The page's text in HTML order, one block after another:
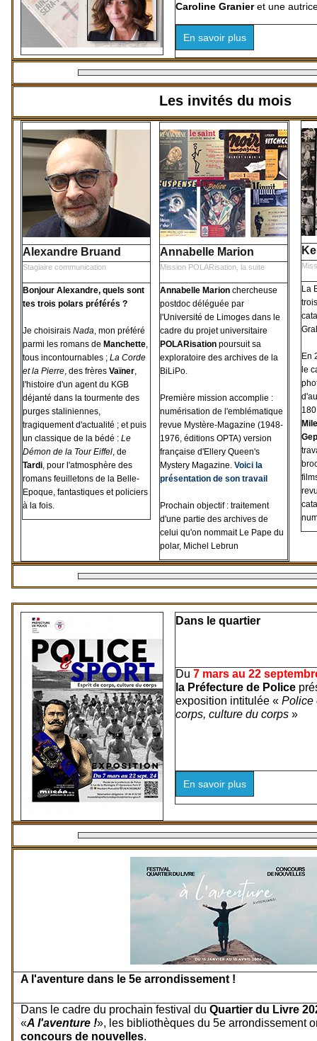
Caroline Granieret une
En savoir plus
Les invités du mois
Alexandre Bruand
Stagiaire communication
Bonjour Alexandre, quels sont
tes trois polars préférés ?
Je choisirais Nada, mon préféré
parmi les romans de Manchette,
tous incontournables ; La Corde
et la Pierre, des frères Vaïner,
l'histoire d'un agent du KGB
déjanté dans la tourmente des
purges staliniennes,
tragiquement d'actualité ; et puis
un classique de la bédé : Le
Démon de la Tour Eiffel, de
Tardi, pour l'atmosphère des
romans feuilletons de la Belle-
Epoque, fantastiques et policiers
à la fois.
Annabelle Marion
Mission POLARisation, la suite
Annabelle Marion chercheuse
postdoc déléguée par
l'Université de Limoges dans le
cadre du projet universitaire
POLARisation poursuit sa
exploratoire des archives de la
BiLiPo.
Première mission accomplie :
numérisation de l'emblématique
revue Mystère-Magazine (1948-
1976, éditions OPTA) version
française d'Ellery Queen's
Mystery Magazine. Voici la
présentation de son travail
Prochain objectif : traitement
d'une partie des archives de
celui qu'on nommait Le Pape du
polar, Michel Lebrun
La
En
le
Dans le quartier
Du 7 mars au 22
la Préfecture de Police
exposition intitulée « Police
corps, culture du corps »
En savoir plus
A l'aventure dans le 5e arrondissement !
Dans le cadre du prochain festival du Quartier du Livre
«A l'aventure !», les bibliothèques du 5e arrondissement
concours de nouvelles.